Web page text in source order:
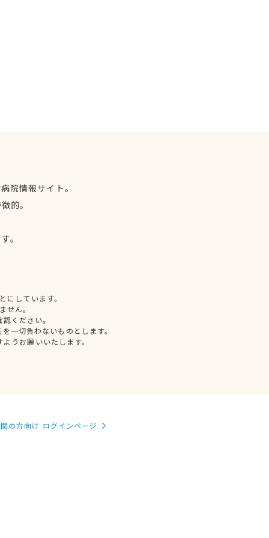
院情報サイト。
的。
。
しています。
せん。
ください。
一切負わないものとします。
うお願いいたします。
の方向け ログインページ